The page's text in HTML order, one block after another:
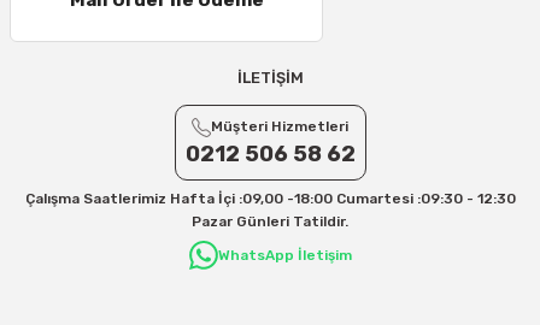
İLETİŞİM
Müşteri Hizmetleri
0212 506 58 62
Çalışma Saatlerimiz Hafta İçi :09,00 -18:00 Cumartesi :09:30 - 12:30
Pazar Günleri Tatildir.
WhatsApp İletişim